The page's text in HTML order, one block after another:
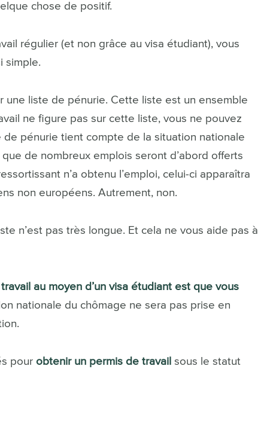
chose de positif.
régulier (et non grâce au visa étudiant), vous
simple.
une liste de pénurie. Cette liste est un ensemble
ne figure pas sur cette liste, vous ne pouvez
pénurie tient compte de la situation nationale
de nombreux emplois seront d’abord offerts
n’a obtenu l’emploi, celui-ci apparaîtra
non européens. Autrement, non.
n’est pas très longue. Et cela ne vous aide pas à
au moyen d’un visa étudiant est que vous
nationale du chômage ne sera pas prise en
pour obtenir un permis de travail sous le statut